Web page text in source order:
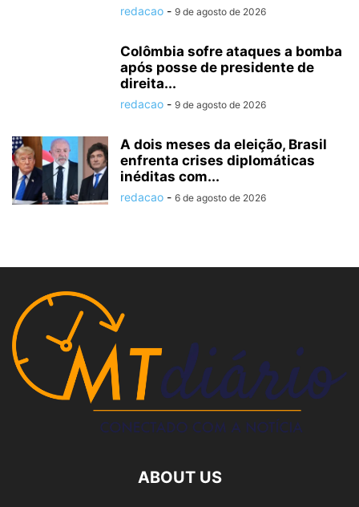
redacao - 9 de agosto de 2026
Colômbia sofre ataques a bomba
após posse de presidente de
direita...
redacao - 9 de agosto de 2026
A dois meses da eleição, Brasil
enfrenta crises diplomáticas
inéditas com...
redacao - 6 de agosto de 2026
ABOUT US